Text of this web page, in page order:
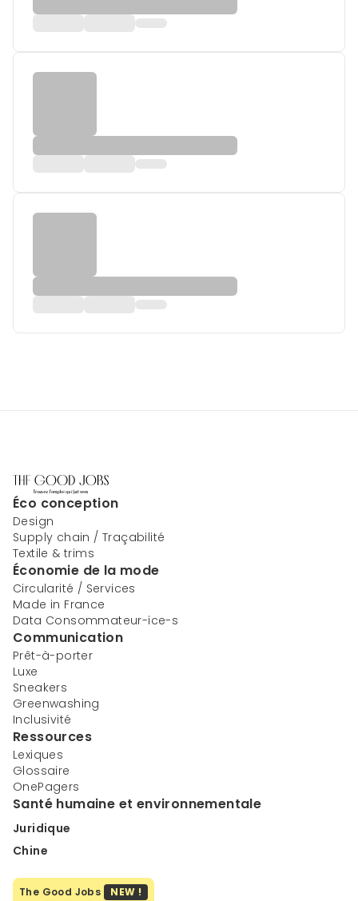
Éco conception
Design
Supply chain / Traçabilité
Textile & trims
Économie de la mode
Circularité / Services
Made in France
Data Consommateur-ice-s
Communication
Prêt-à-porter
Luxe
Sneakers
Greenwashing
Inclusivité
Ressources
Lexiques
Glossaire
OnePagers
Santé humaine et environnementale
Juridique
Chine
The Good Jobs NEW !